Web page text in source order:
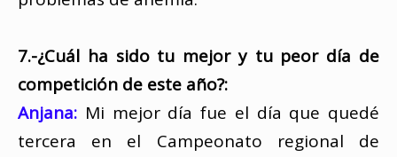
7.-¿Cuál ha sido tu mejor y tu peor día de
competición de este año?:
Anjana: Mi mejor día fue el día que quedé
tercera en el Campeonato regional de